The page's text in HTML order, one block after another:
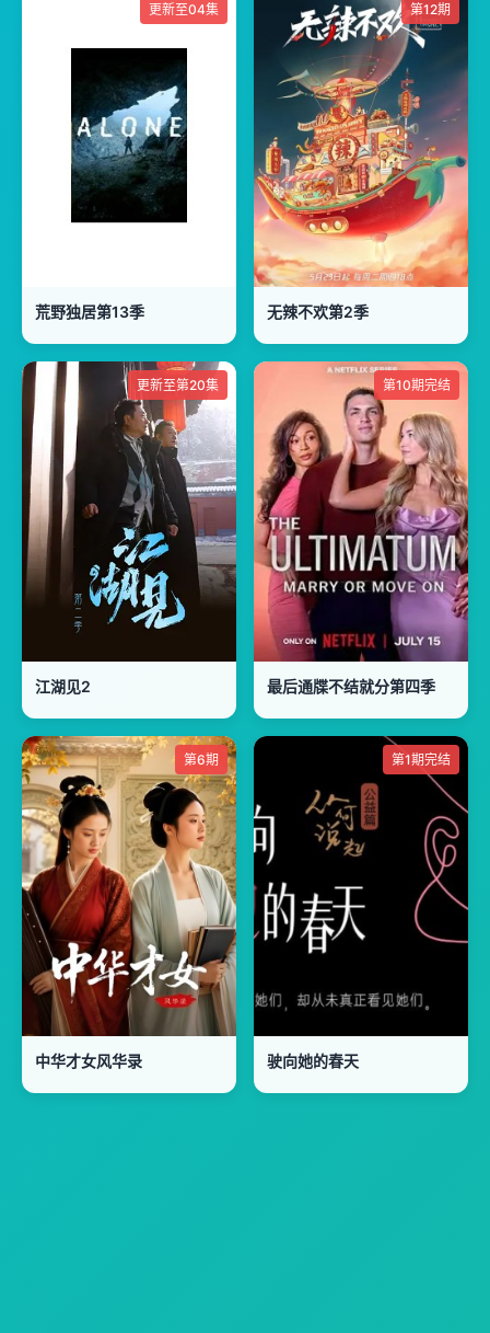
更新至04集
荒野独居第13季
第12期
无辣不欢第2季
更新至第20集
江湖见2
第10期完结
最后通牒不结就分第四季
第6期
中华才女风华录
第1期完结
驶向她的春天